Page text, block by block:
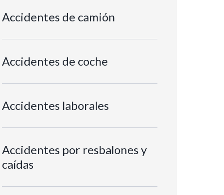
Accidentes de camión
Accidentes de coche
Accidentes laborales
Accidentes por resbalones y
caídas